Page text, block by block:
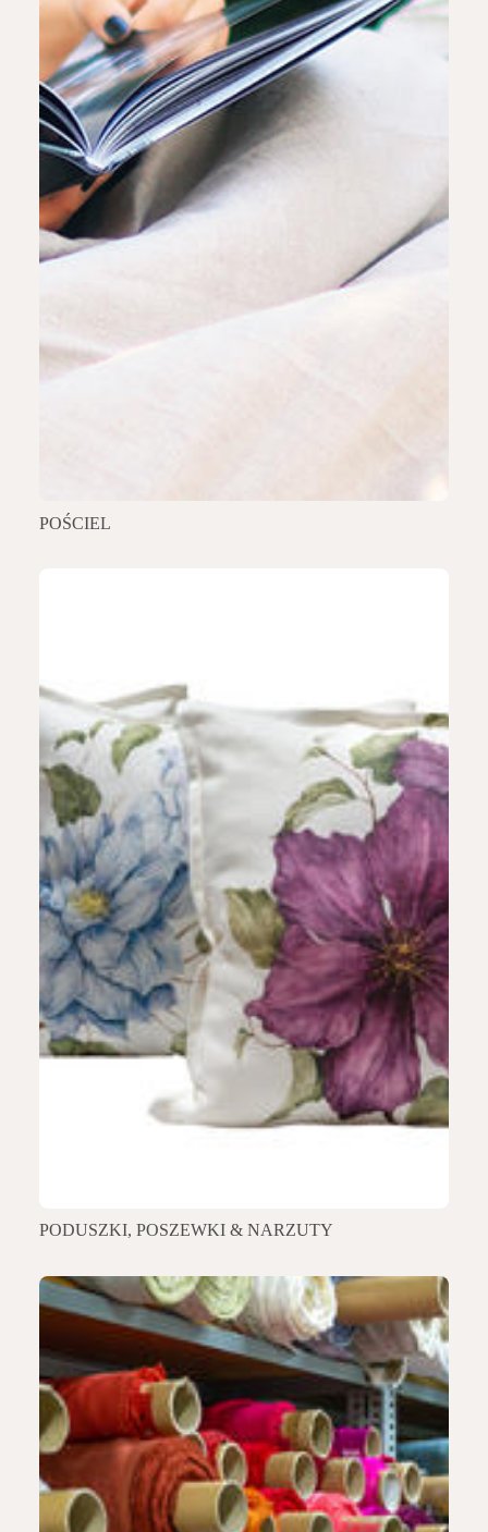
POŚCIEL
PODUSZKI, POSZEWKI & NARZUTY